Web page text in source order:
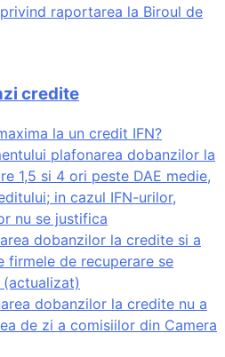
raportarea la Biroul de
credite
la un credit IFN?
plafonarea dobanzilor la
1,5 si 4 ori peste DAE medie,
in cazul IFN-urilor,
nu se justifica
dobanzilor la credite si a
firmele de recuperare se
dobanzilor la credite nu a
de zi a comisiilor din Camera